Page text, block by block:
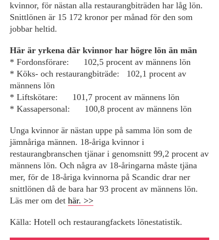
kvinnor, för nästan alla restaurangbiträden har låg lön.
Snittlönen är 15 172 kronor per månad för den som
jobbar heltid.
Här är yrkena där kvinnor har högre lön än män
* Fordonsförare: 102,5 procent av männens lön
* Köks- och restaurangbiträde: 102,1 procent av
männens lön
* Liftskötare: 101,7 procent av männens lön
* Kassapersonal: 100,8 procent av männens lön
Unga kvinnor är nästan uppe på samma lön som de
jämnåriga männen. 18-åriga kvinnor i
restaurangbranschen tjänar i genomsnitt 99,2 procent av
männens lön. Och några av 18-åringarna måste tjäna
mer, för de 18-åriga kvinnorna på Scandic drar ner
snittlönen då de bara har 93 procent av männens lön.
Läs mer om det här. >>
Källa: Hotell och restaurangfackets lönestatistik.